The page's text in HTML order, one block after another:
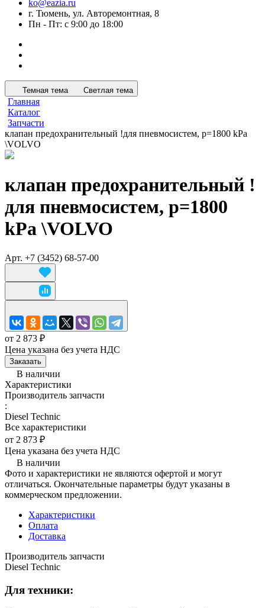
ko@eazia.ru
г. Тюмень, ул. Авторемонтная, 8
Пн - Пт: с 9:00 до 18:00
Темная тема Светлая тема
Главная
Каталог
Запчасти
клапан предохранительный !для пневмосистем, p=1800 kPa
\VOLVO
клапан предохранительный !
для пневмосистем, p=1800
kPa \VOLVO
Арт. +7 (3452) 68-57-00
от 2 873 ₽
Цена указана без учета НДС
Заказать
В наличии
Характеристики
Производитель запчасти
:
Diesel Technic
Все характеристики
от 2 873 ₽
Цена указана без учета НДС
В наличии
Фото и характеристики не являются офертой и могут
отличаться. Окончательные параметры будут указаны в
коммерческом предложении.
Характеристики
Оплата
Доставка
Производитель запчасти
Diesel Technic
Для техники: